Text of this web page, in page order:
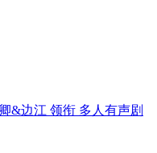
&边江 领衔 多人有声剧